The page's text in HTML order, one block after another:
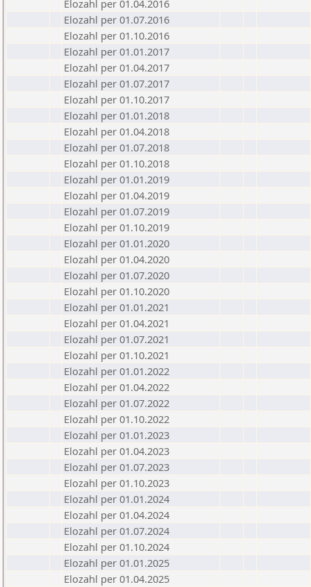
Elozahl per 01.04.2016
Elozahl per 01.07.2016
Elozahl per 01.10.2016
Elozahl per 01.01.2017
Elozahl per 01.04.2017
Elozahl per 01.07.2017
Elozahl per 01.10.2017
Elozahl per 01.01.2018
Elozahl per 01.04.2018
Elozahl per 01.07.2018
Elozahl per 01.10.2018
Elozahl per 01.01.2019
Elozahl per 01.04.2019
Elozahl per 01.07.2019
Elozahl per 01.10.2019
Elozahl per 01.01.2020
Elozahl per 01.04.2020
Elozahl per 01.07.2020
Elozahl per 01.10.2020
Elozahl per 01.01.2021
Elozahl per 01.04.2021
Elozahl per 01.07.2021
Elozahl per 01.10.2021
Elozahl per 01.01.2022
Elozahl per 01.04.2022
Elozahl per 01.07.2022
Elozahl per 01.10.2022
Elozahl per 01.01.2023
Elozahl per 01.04.2023
Elozahl per 01.07.2023
Elozahl per 01.10.2023
Elozahl per 01.01.2024
Elozahl per 01.04.2024
Elozahl per 01.07.2024
Elozahl per 01.10.2024
Elozahl per 01.01.2025
Elozahl per 01.04.2025